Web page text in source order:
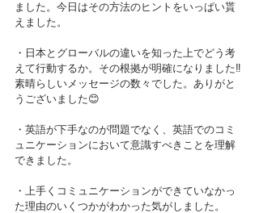
ました。今日はその方法のヒントをいっぱい貰
えました。
・日本とグローバルの違いを知った上でどう考
えて行動するか。その根拠が明確になりました‼︎
素晴らしいメッセージの数々でした。ありがと
うございました😊
・英語が下手なのが問題でなく、英語でのコミ
ュニケーションにおいて意識すべきことを理解
できました。
・上手くコミュニケーションができていなかっ
た理由のいくつかがわかった気がしました。